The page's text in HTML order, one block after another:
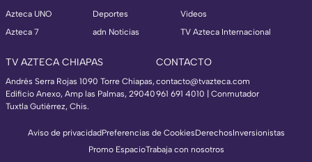
Azteca UNO
Azteca 7
Deportes
adn Noticias
Videos
TV Azteca Internacional
TV AZTECA CHIAPAS
Andrés Serra Rojas 1090 Torre Chiapas,
Edificio Anexo, Amp las Palmas, 29040
Tuxtla Gutiérrez, Chis.
CONTACTO
contacto@tvazteca.com
961 691 4010 | Conmutador
Aviso de privacidadPreferencias de CookiesDerechosInversionistas
Promo EspacioTrabaja con nosotros